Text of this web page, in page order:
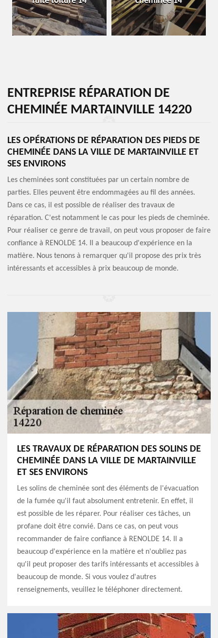
ENTREPRISE RÉPARATION DE
CHEMINÉE MARTAINVILLE 14220
LES OPÉRATIONS DE RÉPARATION DES PIEDS DE
CHEMINÉE DANS LA VILLE DE MARTAINVILLE ET
SES ENVIRONS
Les cheminées sont constituées par un certain nombre de
parties. Elles peuvent être endommagées au fil des années.
Dans ce cas, il est possible de réaliser des travaux de
réparation. C'est notamment le cas pour les pieds de cheminée.
Pour réaliser ce genre de travail, on peut vous proposer de faire
confiance à RENOLDE 14. Il a beaucoup d'expérience en la
matière. Nous tenons à remarquer qu'il propose des prix très
intéressants et accessibles à prix beaucoup de monde.
LES TRAVAUX DE RÉPARATION DES SOLINS DE
CHEMINÉE DANS LA VILLE DE MARTAINVILLE
ET SES ENVIRONS
Les solins de cheminée sont des éléments de l'évacuation
de la fumée qu'il faut absolument entretenir. En effet, il
est possible de les réparer. Pour réaliser ces tâches, un
profane doit être convié. Dans ce cas, on peut vous
recommander de faire confiance à RENOLDE 14. Il a
beaucoup d'expérience en la matière et n'oubliez pas
qu'il peut proposer des tarifs intéressants et accessibles à
beaucoup de monde. Si vous voulez d'autres
renseignements, veuillez le téléphoner directement.